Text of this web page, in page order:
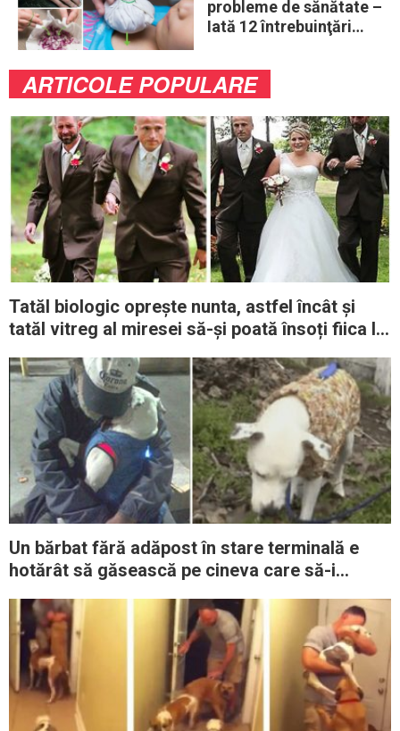
probleme de sănătate –
Iată 12 întrebuinţări
ARTICOLE POPULARE
Tatăl biologic oprește nunta, astfel încât și
tatăl vitreg al miresei să-și poată însoți fiica la
Un bărbat fără adăpost în stare terminală e
hotărât să găsească pe cineva care să-i